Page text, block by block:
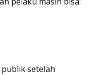
setelah